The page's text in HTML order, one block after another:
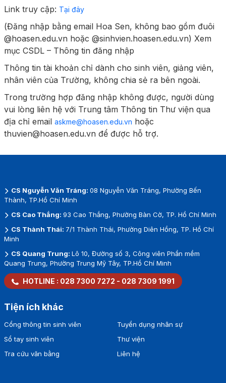
Link truy cập: Tại đây
(Đăng nhập bằng email Hoa Sen, không bao gồm đuôi
@hoasen.edu.vn hoặc @sinhvien.hoasen.edu.vn) Xem
mục CSDL – Thông tin đăng nhập
Thông tin tài khoản chỉ dành cho sinh viên, giảng viên,
nhân viên của Trường, không chia sẻ ra bên ngoài.
Trong trường hợp đăng nhập không được, người dùng
vui lòng liên hệ với Trung tâm Thông tin Thư viện qua
địa chỉ email askme@hoasen.edu.vn hoặc
thuvien@hoasen.edu.vn để được hỗ trợ.
CS Nguyễn Văn Tráng: 08 Nguyễn Văn Tráng, Phường Bến
Thành, TP.Hồ Chí Minh
CS Cao Thắng: 93 Cao Thắng, Phường Bàn Cờ, TP. Hồ Chí Minh
CS Thành Thái: 7/1 Thành Thái, Phường Diên Hồng, TP. Hồ Chí
Minh
CS Quang Trung: Lô 10, Đường số 3, Công viên Phần mềm
Quang Trung, Phường Trung Mỹ Tây, TP.Hồ Chí Minh
HOTLINE : 028 7300 7272 - 028 7309 1991
Tiện ích khác
Cổng thông tin sinh viên
Sổ tay sinh viên
Tra cứu văn bằng
Tuyển dụng nhân sự
Thư viện
Liên hệ